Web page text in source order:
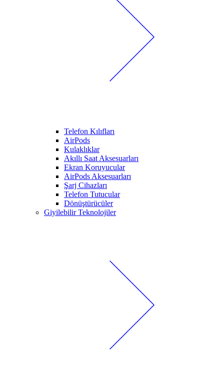
Telefon Kılıfları
AirPods
Kulaklıklar
Akıllı Saat Aksesuarları
Ekran Koruyucular
AirPods Aksesuarları
Şarj Cihazları
Telefon Tutucular
Dönüştürücüler
Giyilebilir Teknolojiler